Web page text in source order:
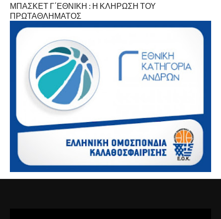
ΜΠΑΣΚΕΤ Γ΄ΕΘΝΙΚΗ : Η ΚΛΗΡΩΣΗ ΤΟΥ
ΠΡΩΤΑΘΛΗΜΑΤΟΣ